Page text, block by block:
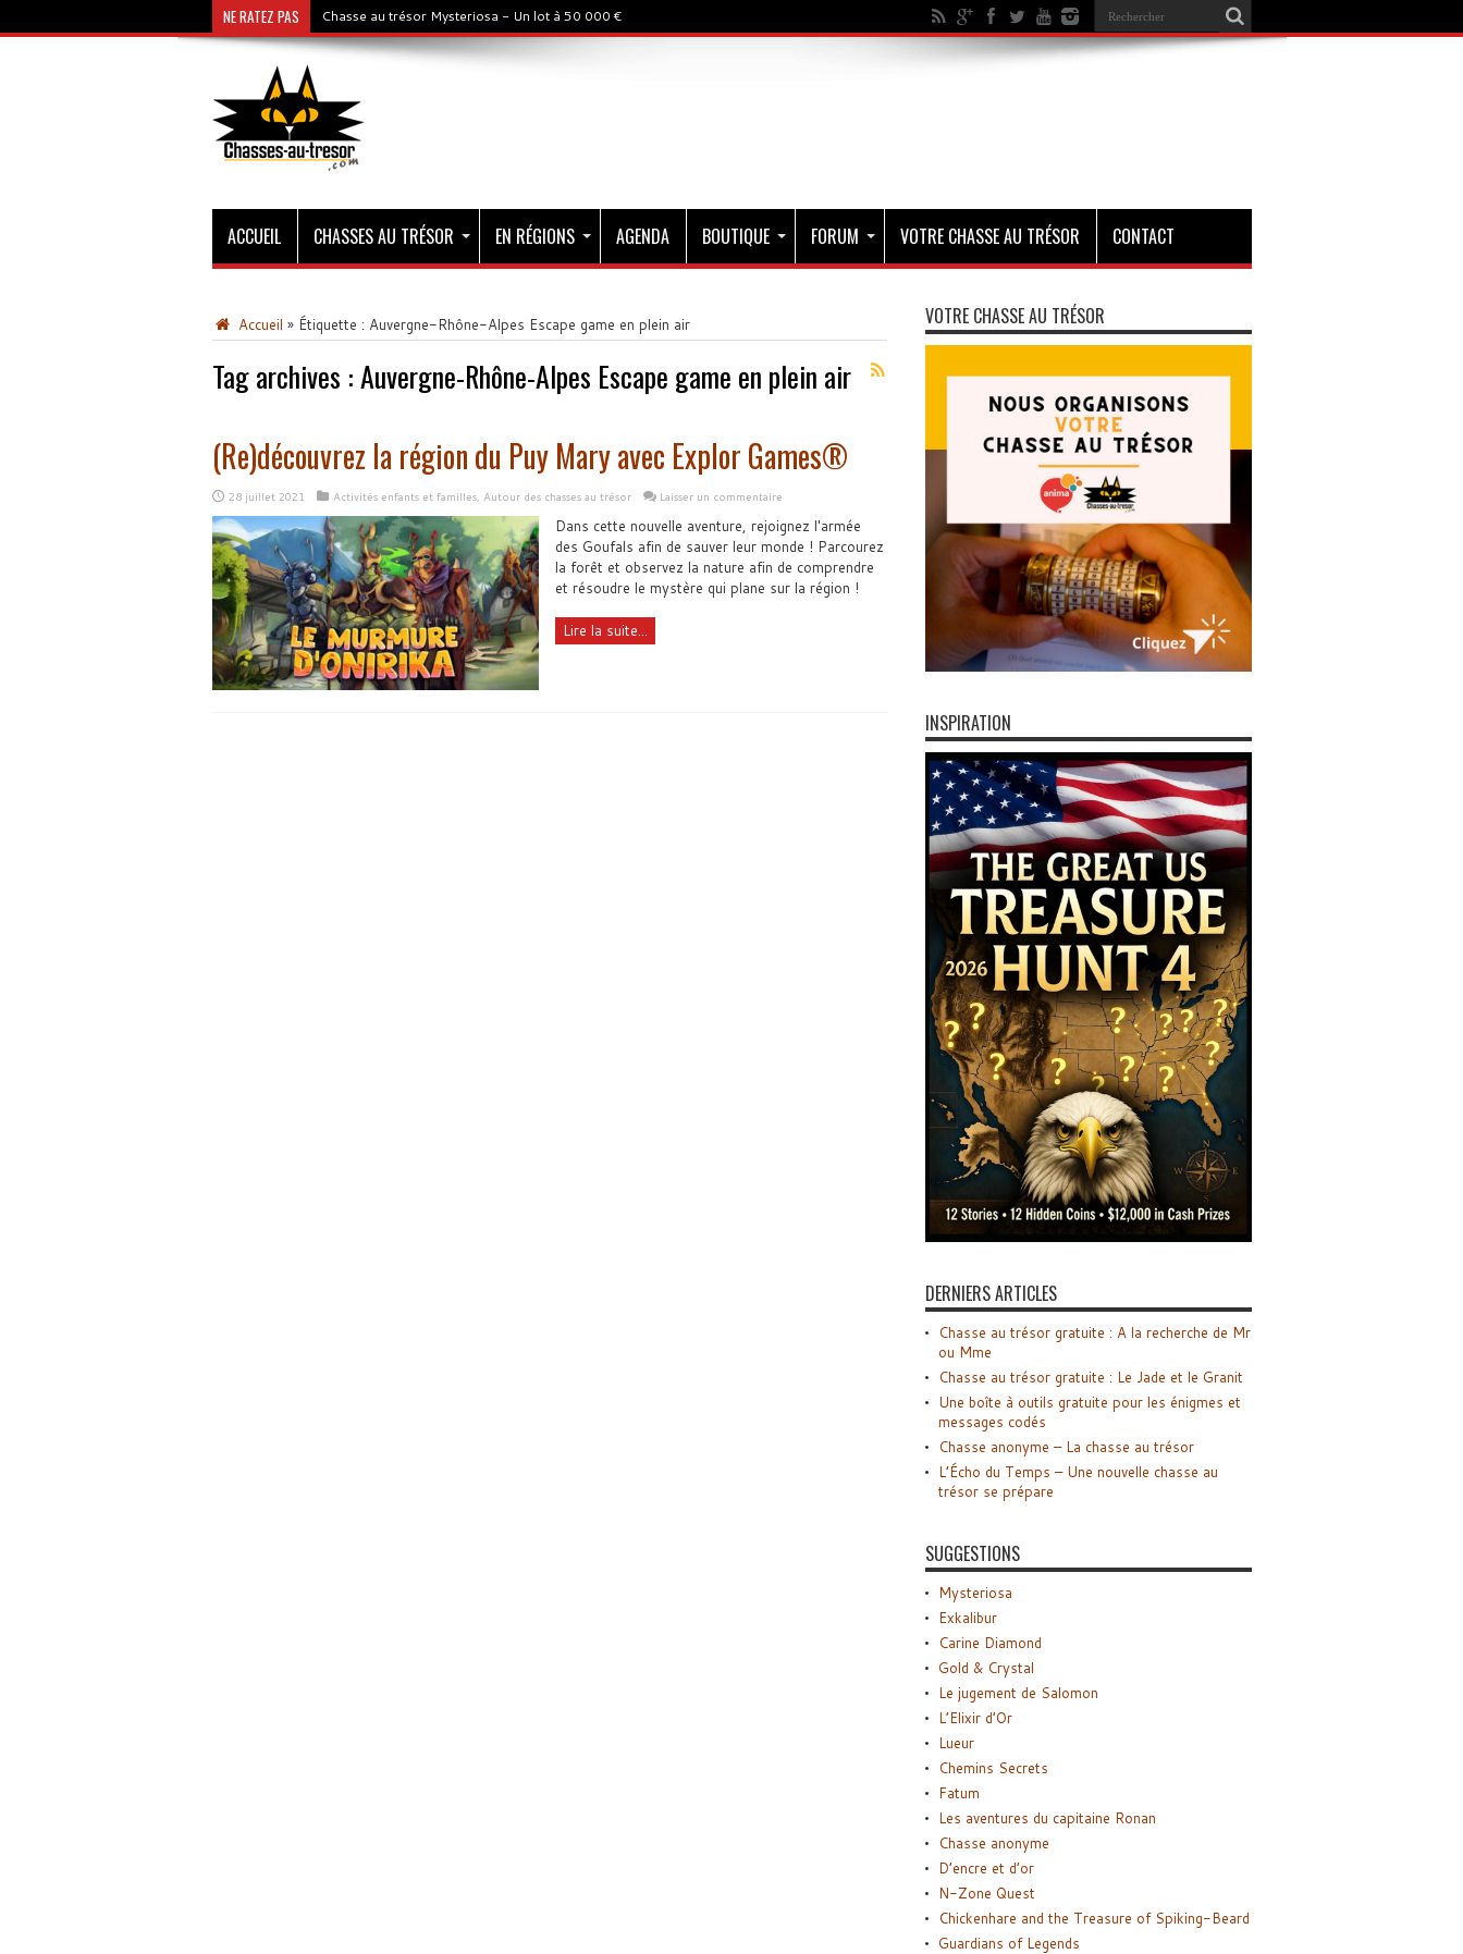
NE RATEZ PAS Chasse au trésor Mysteriosa - Un lot à 50 000 €
ACCUEIL CHASSES AU TRÉSOR EN RÉGIONS AGENDA BOUTIQUE FORUM VOTRE CHASSE AU TRÉSOR CONTACT
Accueil » Étiquette : Auvergne-Rhône-Alpes Escape game en plein air
Tag archives :Auvergne-Rhône-Alpes Escape game en plein air
(Re)découvrez la région du Puy Mary avec Explor Games®
28 juillet 2021 Activités enfants et familles, Autour des chasses au trésor Laisser un commentaire
Dans cette nouvelle aventure, rejoignez l'armée
des Goufals afin de sauver leur monde ! Parcourez
la forêt et observez la nature afin de comprendre
et résoudre le mystère qui plane sur la région !
Lire la suite...
VOTRE CHASSE AU TRÉSOR
INSPIRATION
DERNIERS ARTICLES
Chasse au trésor gratuite : A la recherche de Mr
ou Mme
Chasse au trésor gratuite : Le Jade et le Granit
Une boîte à outils gratuite pour les énigmes et
messages codés
Chasse anonyme – La chasse au trésor
L’Écho du Temps – Une nouvelle chasse au
trésor se prépare
SUGGESTIONS
Mysteriosa
Exkalibur
Carine Diamond
Gold & Crystal
Le jugement de Salomon
L’Elixir d’Or
Lueur
Chemins Secrets
Fatum
Les aventures du capitaine Ronan
Chasse anonyme
D’encre et d’or
N-Zone Quest
Chickenhare and the Treasure of Spiking-Beard
Guardians of Legends